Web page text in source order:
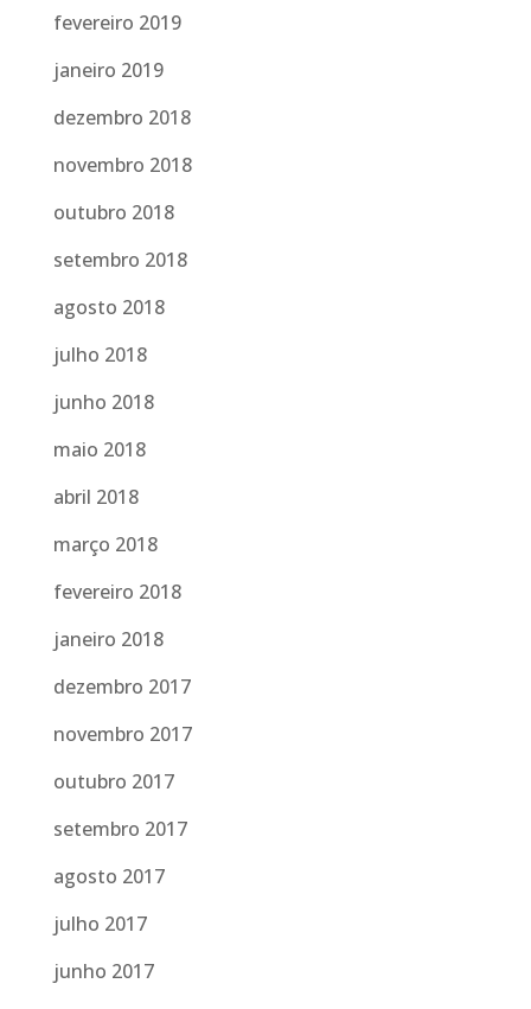
fevereiro 2019
janeiro 2019
dezembro 2018
novembro 2018
outubro 2018
setembro 2018
agosto 2018
julho 2018
junho 2018
maio 2018
abril 2018
março 2018
fevereiro 2018
janeiro 2018
dezembro 2017
novembro 2017
outubro 2017
setembro 2017
agosto 2017
julho 2017
junho 2017